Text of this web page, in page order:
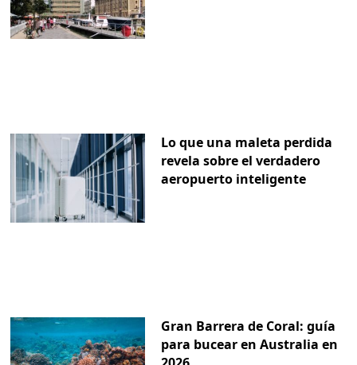
Lo que una maleta perdida
revela sobre el verdadero
aeropuerto inteligente
Gran Barrera de Coral: guía
para bucear en Australia en